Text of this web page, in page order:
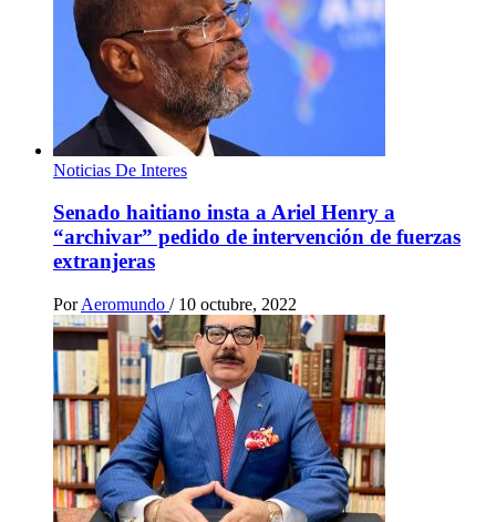
Noticias De Interes
Senado haitiano insta a Ariel Henry a
“archivar” pedido de intervención de fuerzas
extranjeras
Por Aeromundo / 10 octubre, 2022